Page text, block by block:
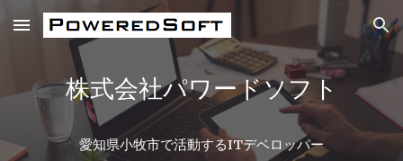
Skip to main content Skip to navigation
株式会社パワードソフト
愛知県小牧市で活動するITデベロッパー